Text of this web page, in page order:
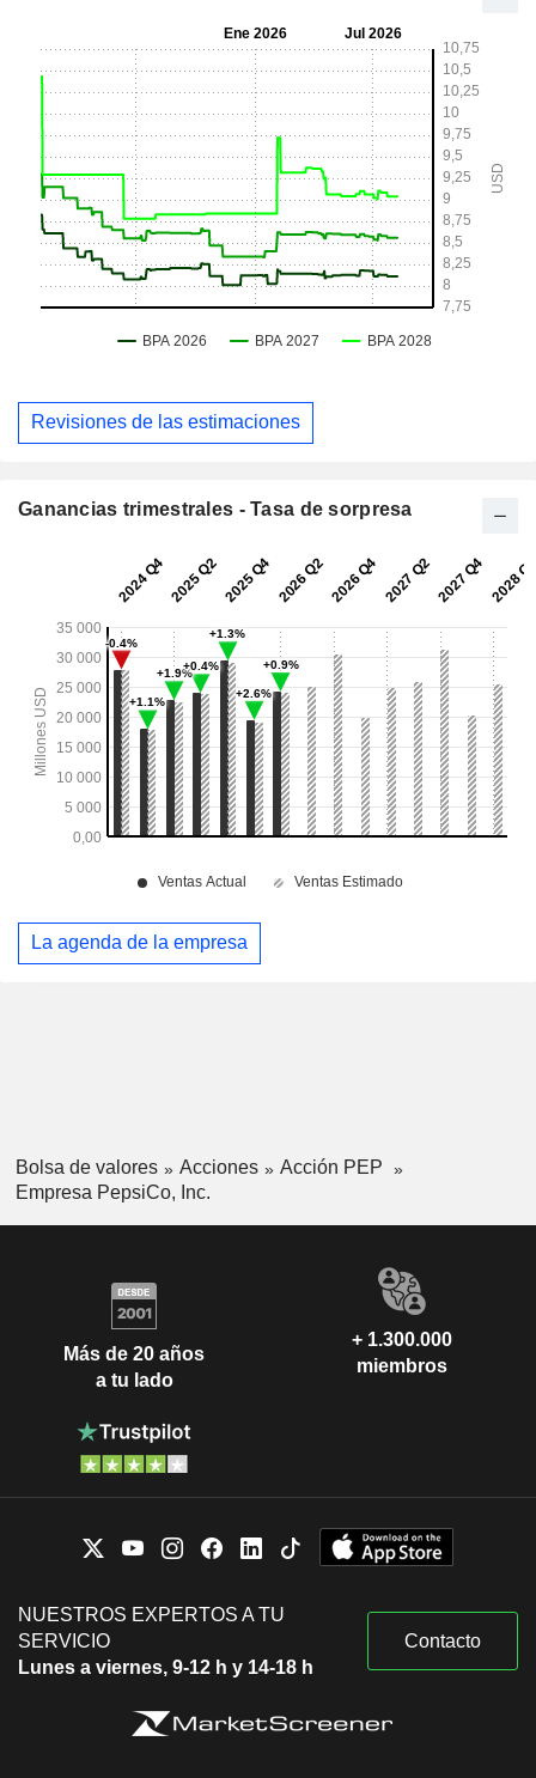
Revisiones de las estimaciones
Ganancias trimestrales - Tasa de sorpresa
La agenda de la empresa
Bolsa de valores Acciones
Acción PEP
Empresa PepsiCo, Inc.
Más de 20 años
a tu lado
+ 1.300.000
miembros
NUESTROS EXPERTOS A TU
SERVICIO
Lunes a viernes, 9-12 h y 14-18 h
Contacto